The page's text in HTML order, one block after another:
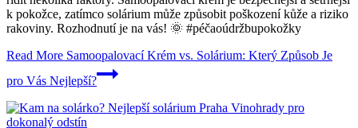
k pokožce, zatímco solárium může způsobit poškození kůže a riziko
rakoviny. Rozhodnutí je na vás! 🌞 #péčaoúdržbupokožky
Read More Samoopalovací Krém vs. Solárium: Který Způsob Je
pro Vás Nejlepší?